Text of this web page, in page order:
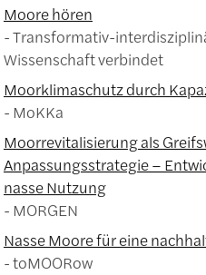
Moore hören
Transformativ-
Wissenschaft verbindet
Moorklimaschutz durch
MoKKa
Moorrevitalisierung als
Anpassungsstrategie –
nasse Nutzung
MORGEN
Nasse Moore für eine
toMOORow